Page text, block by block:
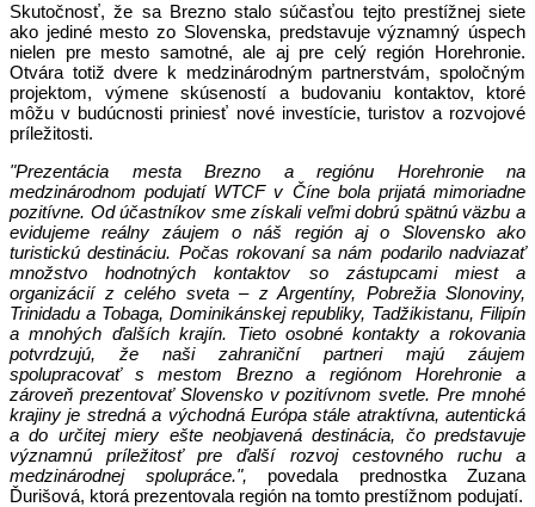
Skutočnosť, že sa Brezno stalo súčasťou tejto prestížnej siete
ako jediné mesto zo Slovenska, predstavuje významný úspech
nielen pre mesto samotné, ale aj pre celý región Horehronie.
Otvára totiž dvere k medzinárodným partnerstvám, spoločným
projektom, výmene skúseností a budovaniu kontaktov, ktoré
môžu v budúcnosti priniesť nové investície, turistov a rozvojové
príležitosti.
"Prezentácia mesta Brezno a regiónu Horehronie na
medzinárodnom podujatí WTCF v Číne bola prijatá mimoriadne
pozitívne. Od účastníkov sme získali veľmi dobrú spätnú väzbu a
evidujeme reálny záujem o náš región aj o Slovensko ako
turistickú destináciu. Počas rokovaní sa nám podarilo nadviazať
množstvo hodnotných kontaktov so zástupcami miest a
organizácií z celého sveta – z Argentíny, Pobrežia Slonoviny,
Trinidadu a Tobaga, Dominikánskej republiky, Tadžikistanu, Filipín
a mnohých ďalších krajín. Tieto osobné kontakty a rokovania
potvrdzujú, že naši zahraniční partneri majú záujem
spolupracovať s mestom Brezno a regiónom Horehronie a
zároveň prezentovať Slovensko v pozitívnom svetle. Pre mnohé
krajiny je stredná a východná Európa stále atraktívna, autentická
a do určitej miery ešte neobjavená destinácia, čo predstavuje
významnú príležitosť pre ďalší rozvoj cestovného ruchu a
medzinárodnej spolupráce.", povedala prednostka Zuzana
Ďurišová, ktorá prezentovala región na tomto prestížnom podujatí.